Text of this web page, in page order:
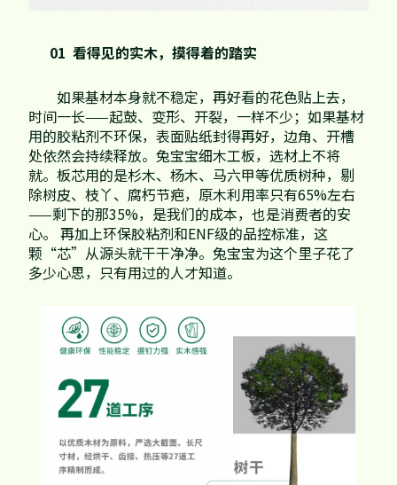
01 看得见的实木，摸得着的踏实
如果基材本身就不稳定，再好看的花色贴上去，
时间一长——起鼓、变形、开裂，一样不少；如果基材
用的胶粘剂不环保，表面贴纸封得再好，边角、开槽
处依然会持续释放。兔宝宝细木工板，选材上不将
就。板芯用的是杉木、杨木、马六甲等优质树种，剔
除树皮、枝丫、腐朽节疤，原木利用率只有65%左右
——剩下的那35%，是我们的成本，也是消费者的安
心。 再加上环保胶粘剂和ENF级的品控标准，这
颗“芯”从源头就干干净净。兔宝宝为这个里子花了
多少心思，只有用过的人才知道。